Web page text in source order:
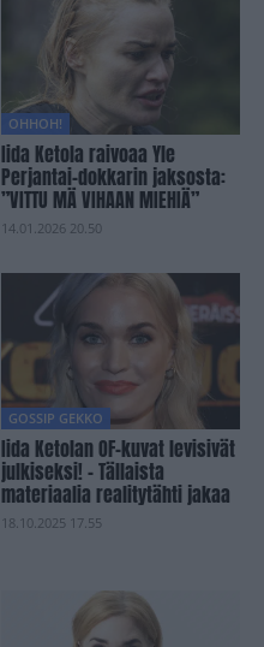
OHHOH!
Iida Ketola raivoaa Yle
Perjantai-dokkarin jaksosta:
”VITTU MÄ VIHAAN MIEHIÄ”
14.01.2026 20.50
GOSSIP GEKKO
Iida Ketolan OF-kuvat levisivät
julkiseksi! – Tällaista
materiaalia realitytähti jakaa
18.10.2025 17.55